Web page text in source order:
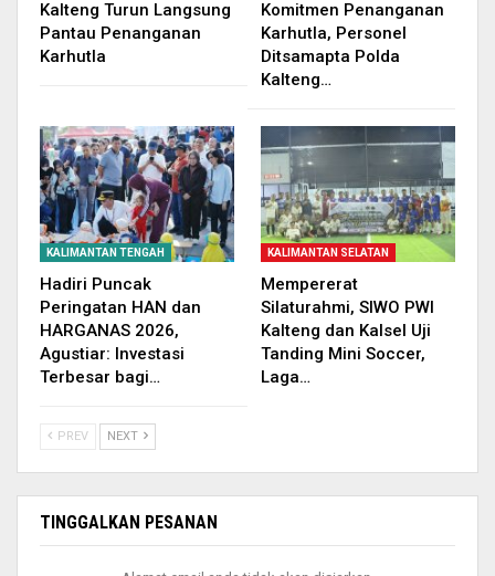
Kalteng Turun Langsung
Pantau Penanganan
Karhutla
Komitmen Penanganan
Karhutla, Personel
Ditsamapta Polda
Kalteng…
KALIMANTAN TENGAH
Hadiri Puncak
Peringatan HAN dan
HARGANAS 2026,
Agustiar: Investasi
Terbesar bagi…
KALIMANTAN SELATAN
Mempererat
Silaturahmi, SIWO PWI
Kalteng dan Kalsel Uji
Tanding Mini Soccer,
Laga…
PREV NEXT
TINGGALKAN PESANAN